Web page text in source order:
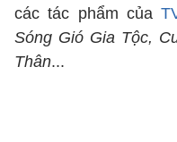
các tác phẩm của
Sóng Gió Gia Tộc,
Thân...